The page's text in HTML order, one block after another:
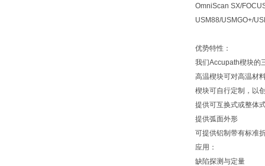
OmniScan SX/
USM88/USMGO+/
优势特性：
我们Accupath楔块的
高温楔块可对高温材
楔块可自行定制，以
提供可互换式或整体
提供弧面外形
可提供铝制带有标准
应用：
缺陷探测与定量